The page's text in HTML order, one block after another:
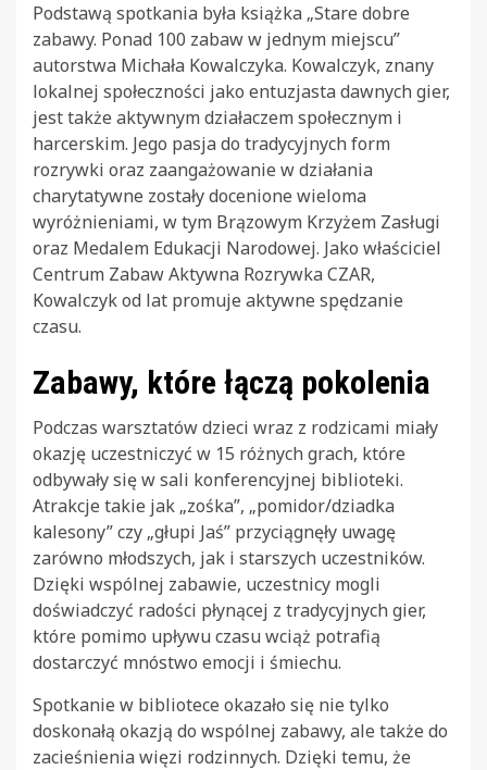
Podstawą spotkania była książka „Stare dobre
zabawy. Ponad 100 zabaw w jednym miejscu”
autorstwa Michała Kowalczyka. Kowalczyk, znany
lokalnej społeczności jako entuzjasta dawnych gier,
jest także aktywnym działaczem społecznym i
harcerskim. Jego pasja do tradycyjnych form
rozrywki oraz zaangażowanie w działania
charytatywne zostały docenione wieloma
wyróżnieniami, w tym Brązowym Krzyżem Zasługi
oraz Medalem Edukacji Narodowej. Jako właściciel
Centrum Zabaw Aktywna Rozrywka CZAR,
Kowalczyk od lat promuje aktywne spędzanie
czasu.
Zabawy, które łączą pokolenia
Podczas warsztatów dzieci wraz z rodzicami miały
okazję uczestniczyć w 15 różnych grach, które
odbywały się w sali konferencyjnej biblioteki.
Atrakcje takie jak „zośka”, „pomidor/dziadka
kalesony” czy „głupi Jaś” przyciągnęły uwagę
zarówno młodszych, jak i starszych uczestników.
Dzięki wspólnej zabawie, uczestnicy mogli
doświadczyć radości płynącej z tradycyjnych gier,
które pomimo upływu czasu wciąż potrafią
dostarczyć mnóstwo emocji i śmiechu.
Spotkanie w bibliotece okazało się nie tylko
doskonałą okazją do wspólnej zabawy, ale także do
zacieśnienia więzi rodzinnych. Dzięki temu, że